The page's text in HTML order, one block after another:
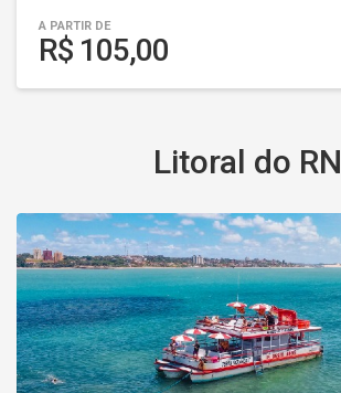
A PARTIR DE
R$ 105,00
Litoral do RN